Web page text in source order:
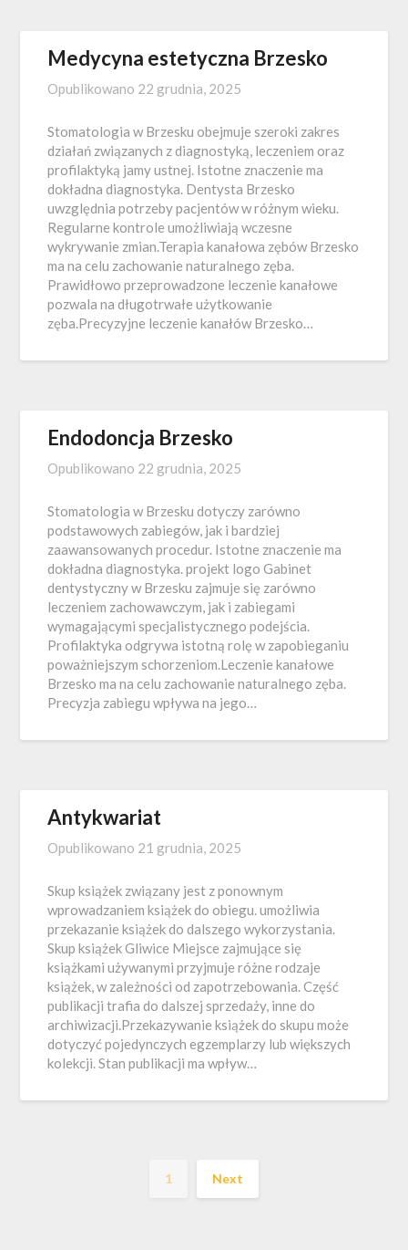
Medycyna estetyczna Brzesko
Opublikowano 22 grudnia, 2025
Stomatologia w Brzesku obejmuje szeroki zakres
działań związanych z diagnostyką, leczeniem oraz
profilaktyką jamy ustnej. Istotne znaczenie ma
dokładna diagnostyka. Dentysta Brzesko
uwzględnia potrzeby pacjentów w różnym wieku.
Regularne kontrole umożliwiają wczesne
wykrywanie zmian.Terapia kanałowa zębów Brzesko
ma na celu zachowanie naturalnego zęba.
Prawidłowo przeprowadzone leczenie kanałowe
pozwala na długotrwałe użytkowanie
zęba.Precyzyjne leczenie kanałów Brzesko…
Endodoncja Brzesko
Opublikowano 22 grudnia, 2025
Stomatologia w Brzesku dotyczy zarówno
podstawowych zabiegów, jak i bardziej
zaawansowanych procedur. Istotne znaczenie ma
dokładna diagnostyka. projekt logo Gabinet
dentystyczny w Brzesku zajmuje się zarówno
leczeniem zachowawczym, jak i zabiegami
wymagającymi specjalistycznego podejścia.
Profilaktyka odgrywa istotną rolę w zapobieganiu
poważniejszym schorzeniom.Leczenie kanałowe
Brzesko ma na celu zachowanie naturalnego zęba.
Precyzja zabiegu wpływa na jego…
Antykwariat
Opublikowano 21 grudnia, 2025
Skup książek związany jest z ponownym
wprowadzaniem książek do obiegu. umożliwia
przekazanie książek do dalszego wykorzystania.
Skup książek Gliwice Miejsce zajmujące się
książkami używanymi przyjmuje różne rodzaje
książek, w zależności od zapotrzebowania. Część
publikacji trafia do dalszej sprzedaży, inne do
archiwizacji.Przekazywanie książek do skupu może
dotyczyć pojedynczych egzemplarzy lub większych
kolekcji. Stan publikacji ma wpływ…
1 Next